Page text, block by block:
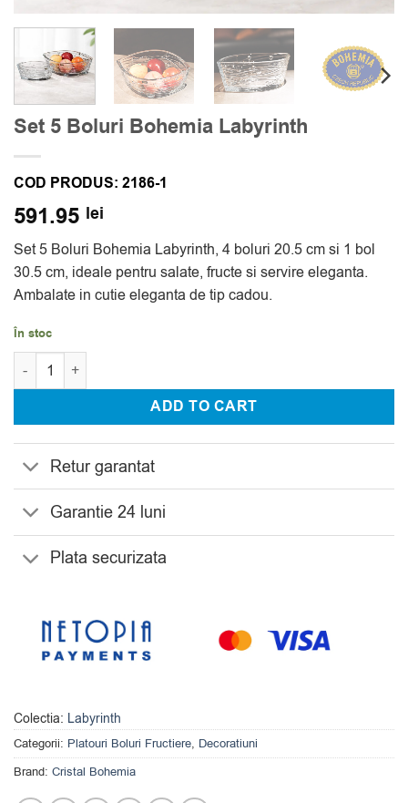
Set 5 Boluri Bohemia Labyrinth
COD PRODUS: 2186-1
591.95 lei
Set 5 Boluri Bohemia Labyrinth, 4 boluri 20.5 cm si 1 bol
30.5 cm, ideale pentru salate, fructe si servire eleganta.
Ambalate in cutie eleganta de tip cadou.
În stoc
Cantitate Set 5 Boluri Bohemia Labyrinth
ADD TO CART
Retur garantat
Garantie 24 luni
Plata securizata
Colectia: Labyrinth
Categorii: Platouri Boluri Fructiere, Decoratiuni
Brand: Cristal Bohemia